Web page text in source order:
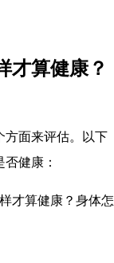
才算健康？
方面来评估。以下
健康：